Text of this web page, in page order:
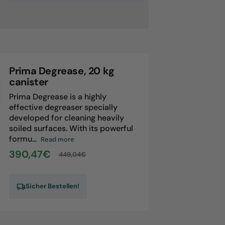
Prima Degrease, 20 kg
canister
Prima Degrease is a highly
effective degreaser specially
developed for cleaning heavily
soiled surfaces. With its powerful
formu... Read more
Sale
390,47€
Regular
449,04€
Sicher Bestellen!